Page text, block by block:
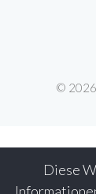
Diese
© 2026